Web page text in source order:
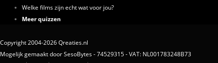
Welke films zijn echt wat voor jou?
Meer quizzen
Copyright 2004-2026 Qreaties.nl
Mogelijk gemaakt door SesoBytes - 74529315 - VAT: NL001783248B73